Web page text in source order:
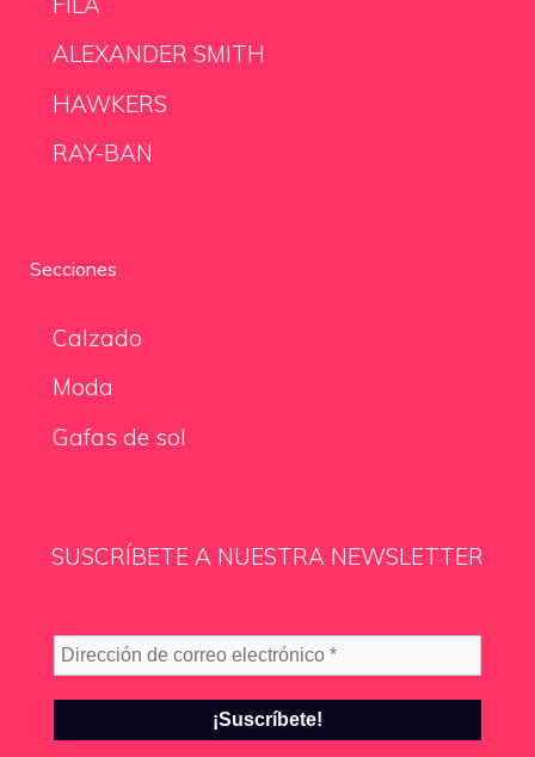
ALEXANDER SMITH
HAWKERS
RAY-BAN
Secciones
Calzado
Moda
Gafas de sol
SUSCRÍBETE A NUESTRA NEWSLETTER
Dirección
de
correo